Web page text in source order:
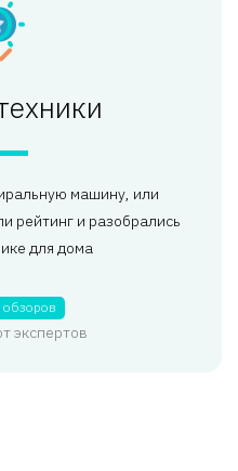
машину, или
рейтинг и разобрались
для дома
обзоров
экспертов